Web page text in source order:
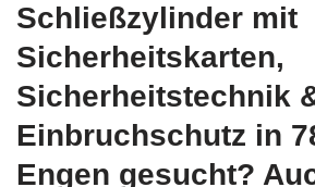
Schließzylinder mit
Sicherheitskarten,
Sicherheitstechnik
Einbruchschutz in
Engen gesucht?